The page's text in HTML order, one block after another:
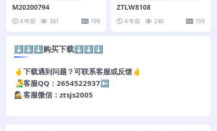
M20200794
4 年前 361 199
ZTLW8108
4 年前 240 199
⬇️⬇️⬇️购买下载⬇️⬇️⬇️
🤞下载遇到问题？可联系客服或反馈🤞
🧏‍♂️客服QQ：2654522937⬅️
🕵️‍♀️客服微信：ztsjs2005